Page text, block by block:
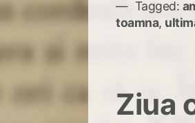
Tagged:
toamna,
Ziua